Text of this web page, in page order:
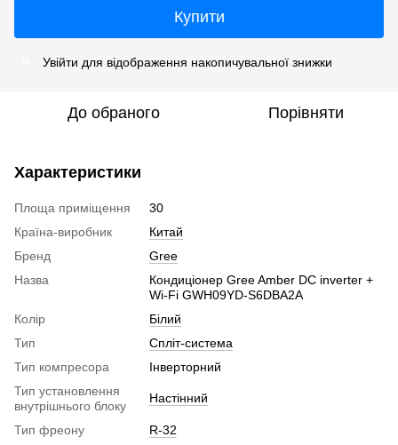
Купити
Увійти для відображення накопичувальної знижки
До обраного Порівняти
Характеристики
Площа приміщення
30
Країна-виробник
Китай
Бренд
Gree
Назва
Кондиціонер Gree Amber DC inverter +
Wi-Fi GWH09YD-S6DBA2A
Колір
Білий
Тип
Спліт-система
Тип компресора
Інверторний
Тип установлення
внутрішнього блоку
Настінний
Тип фреону
R-32